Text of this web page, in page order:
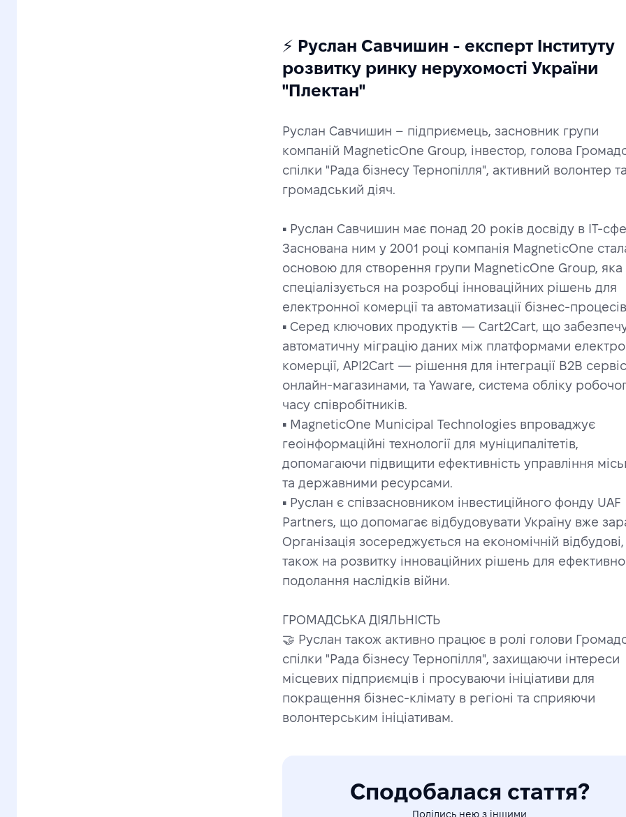
⚡️ Руслан Савчишин - експерт Інституту
розвитку ринку нерухомості України
"Плектан"
Руслан Савчишин – підприємець, засновник групи
компаній MagneticOne Group, інвестор, голова
спілки "Рада бізнесу Тернопілля", активний волонтер та
громадський діяч.
▪️ Руслан Савчишин має понад 20 років досвіду в IT-
Заснована ним у 2001 році компанія MagneticOne
основою для створення групи MagneticOne Group, яка
спеціалізується на розробці інноваційних рішень для
електронної комерції та автоматизації бізнес-
▪️ Серед ключових продуктів — Cart2Cart, що
автоматичну міграцію даних між платформами
комерції, API2Cart — рішення для інтеграції B2B
онлайн-магазинами, та Yaware, система обліку
часу співробітників.
▪️ MagneticOne Municipal Technologies впроваджує
геоінформаційні технології для муніципалітетів,
допомагаючи підвищити ефективність управління
та державними ресурсами.
▪️ Руслан є співзасновником інвестиційного фонду UAF
Partners, що допомагає відбудовувати Україну вже
Організація зосереджується на економічній відбудові,
також на розвитку інноваційних рішень для
подолання наслідків війни.
ГРОМАДСЬКА ДІЯЛЬНІСТЬ
🤝 Руслан також активно працює в ролі голови
спілки "Рада бізнесу Тернопілля", захищаючи інтереси
місцевих підприємців і просуваючи ініціативи для
покращення бізнес-клімату в регіоні та сприяючи
волонтерським ініціативам.
Сподобалася стаття?
Поділись нею з іншими